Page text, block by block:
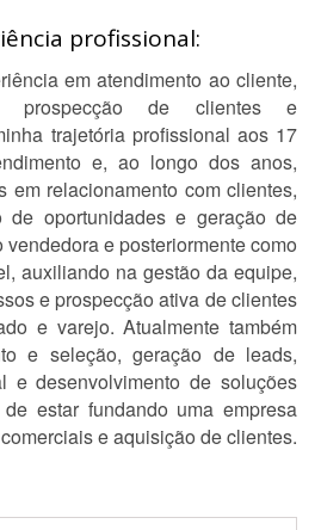
profissional:
em atendimento ao cliente,
prospecção de clientes e
trajetória profissional aos 17
e, ao longo dos anos,
em relacionamento com clientes,
de oportunidades e geração de
e posteriormente como
auxiliando na gestão da equipe,
e prospecção ativa de clientes
e varejo. Atualmente também
e seleção, geração de leads,
e desenvolvimento de soluções
estar fundando uma empresa
e aquisição de clientes.